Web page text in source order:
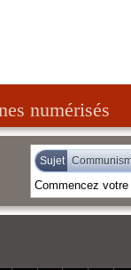
numérisés
Sujet